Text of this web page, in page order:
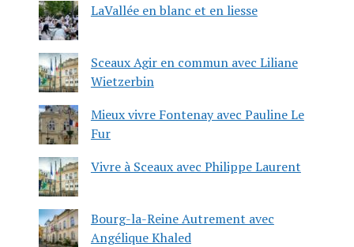
LaVallée en blanc et en liesse
Sceaux Agir en commun avec Liliane
Wietzerbin
Mieux vivre Fontenay avec Pauline Le
Fur
Vivre à Sceaux avec Philippe Laurent
Bourg-la-Reine Autrement avec
Angélique Khaled